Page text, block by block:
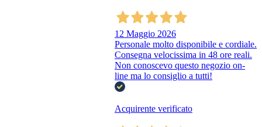
12 Maggio 2026
Personale molto disponibile e cordiale.
Consegna velocissima in 48 ore reali.
Non conoscevo questo negozio on-
line ma lo consiglio a tutti!
Acquirente verificato